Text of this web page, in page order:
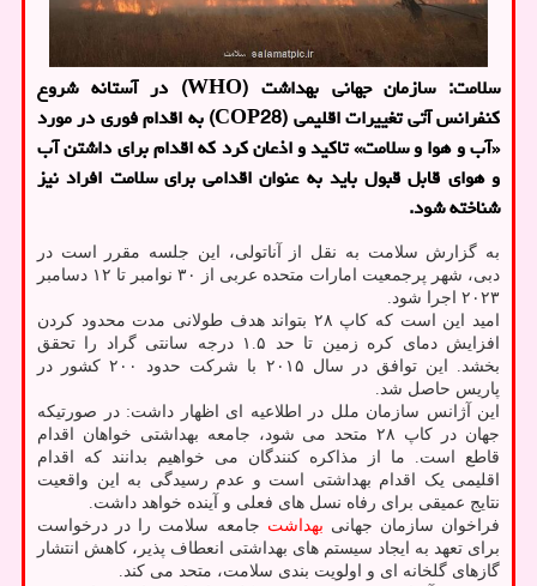
سلامت: سازمان جهانی بهداشت (WHO) در آستانه شروع
کنفرانس آتی تغییرات اقلیمی (COP28) به اقدام فوری در مورد
«آب و هوا و سلامت» تاکید و اذعان کرد که اقدام برای داشتن آب
و هوای قابل قبول باید به عنوان اقدامی برای سلامت افراد نیز
شناخته شود.
به گزارش سلامت به نقل از آناتولی، این جلسه مقرر است در
دبی، شهر پرجمعیت امارات متحده عربی از ۳۰ نوامبر تا ۱۲ دسامبر
۲۰۲۳ اجرا شود.
امید این است که کاپ ۲۸ بتواند هدف طولانی مدت محدود کردن
افزایش دمای کره زمین تا حد ۱.۵ درجه سانتی گراد را تحقق
بخشد. این توافق در سال ۲۰۱۵ با شرکت حدود ۲۰۰ کشور در
پاریس حاصل شد.
این آژانس سازمان ملل در اطلاعیه ای اظهار داشت: در صورتیکه
جهان در کاپ ۲۸ متحد می شود، جامعه بهداشتی خواهان اقدام
قاطع است. ما از مذاکره کنندگان می خواهیم بدانند که اقدام
اقلیمی یک اقدام بهداشتی است و عدم رسیدگی به این واقعیت
نتایج عمیقی برای رفاه نسل های فعلی و آینده خواهد داشت.
فراخوان سازمان جهانی بهداشت جامعه سلامت را در درخواست
برای تعهد به ایجاد سیستم های بهداشتی انعطاف پذیر، کاهش انتشار
گازهای گلخانه ای و اولویت بندی سلامت، متحد می کند.